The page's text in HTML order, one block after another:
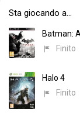
Sta giocando a…
Batman:
Finito
Halo 4
Finito